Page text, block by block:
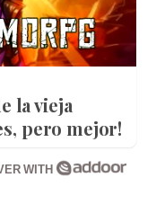
la vieja
pero mejor!
WITH